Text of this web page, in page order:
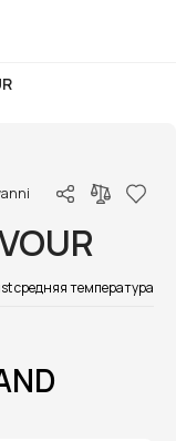
средняя температура